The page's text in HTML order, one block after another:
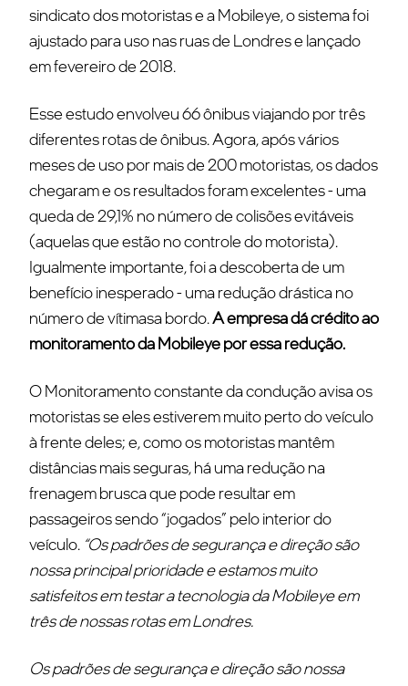
sindicato dos motoristas e a Mobileye, o sistema foi
ajustado para uso nas ruas de Londres e lançado
em fevereiro de 2018.
Esse estudo envolveu 66 ônibus viajando por três
diferentes rotas de ônibus.Agora, após vários
meses de uso por mais de 200 motoristas, os dados
chegaram e os resultados foram excelentes - uma
queda de 29,1% no número de colisões evitáveis
(aquelas que estão no controle do motorista).
Igualmente importante, foi a descoberta de um
benefício inesperado - uma redução drástica no
número de vítimasa bordo.A empresa dá crédito ao
monitoramento da Mobileye por essa redução.
O Monitoramento constante da condução avisa os
motoristas se eles estiverem muito perto do veículo
à frente deles; e, como os motoristas mantêm
distâncias mais seguras, há uma redução na
frenagem brusca que pode resultar em
passageiros sendo “jogados” pelo interior do
veículo. “Os padrões de segurança e direção são
nossa principal prioridade e estamos muito
satisfeitos em testar a tecnologia da Mobileye em
três de nossas rotas em Londres.
Os padrões de segurança e direção são nossa